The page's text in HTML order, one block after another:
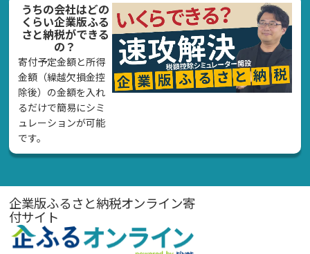
うちの会社はどの
くらい企業版ふる
さと納税ができる
の？
寄付予定金額と所得
金額（繰越欠損金控
除後）の金額を入れ
るだけで簡易にシミ
ュレーションが可能
です。
企業版ふるさと納税オンライン寄
付サイト